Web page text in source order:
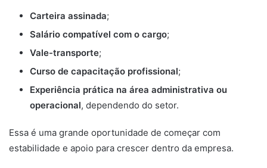
Carteira assinada;
Salário compatível com o cargo;
Vale-transporte;
Curso de capacitação profissional;
Experiência prática na área administrativa ou
operacional, dependendo do setor.
Essa é uma grande oportunidade de começar com
estabilidade e apoio para crescer dentro da empresa.